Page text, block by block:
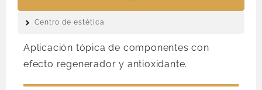
Centro de estética
Aplicación tópica de componentes con
efecto regenerador y antioxidante.